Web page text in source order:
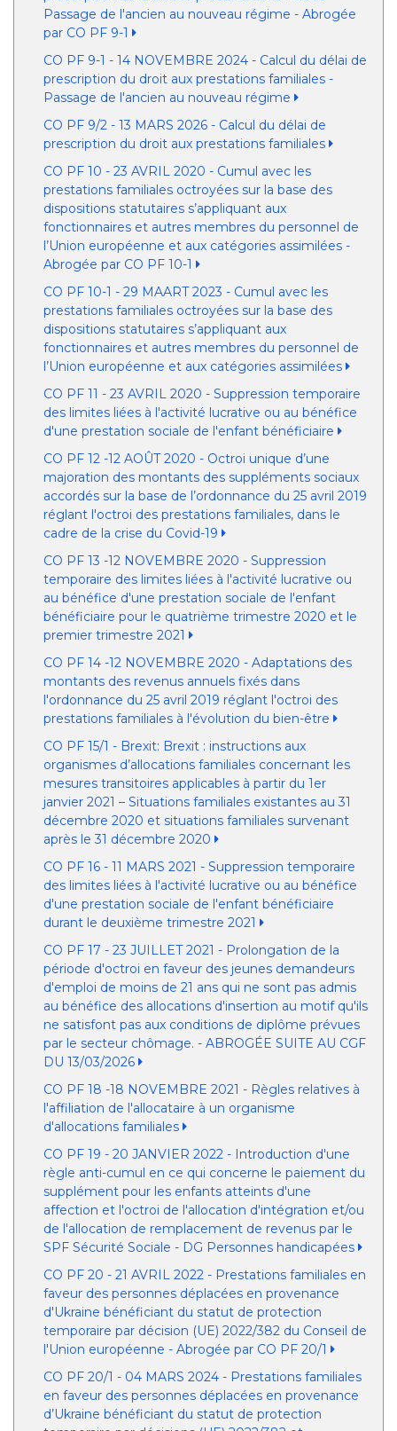
Passage de l'ancien au nouveau régime - Abrogée
par CO PF 9-1
CO PF 9-1 - 14 NOVEMBRE 2024 - Calcul du délai de
prescription du droit aux prestations familiales -
Passage de l'ancien au nouveau régime
CO PF 9/2 - 13 MARS 2026 - Calcul du délai de
prescription du droit aux prestations familiales
CO PF 10 - 23 AVRIL 2020 - Cumul avec les
prestations familiales octroyées sur la base des
dispositions statutaires s’appliquant aux
fonctionnaires et autres membres du personnel de
l’Union européenne et aux catégories assimilées -
Abrogée par CO PF 10-1
CO PF 10-1 - 29 MAART 2023 - Cumul avec les
prestations familiales octroyées sur la base des
dispositions statutaires s’appliquant aux
fonctionnaires et autres membres du personnel de
l’Union européenne et aux catégories assimilées
CO PF 11 - 23 AVRIL 2020 - Suppression temporaire
des limites liées à l'activité lucrative ou au bénéfice
d'une prestation sociale de l'enfant bénéficiaire
CO PF 12 -12 AOÛT 2020 - Octroi unique d’une
majoration des montants des suppléments sociaux
accordés sur la base de l’ordonnance du 25 avril 2019
réglant l'octroi des prestations familiales, dans le
cadre de la crise du Covid-19
CO PF 13 -12 NOVEMBRE 2020 - Suppression
temporaire des limites liées à l'activité lucrative ou
au bénéfice d'une prestation sociale de l'enfant
bénéficiaire pour le quatrième trimestre 2020 et le
premier trimestre 2021
CO PF 14 -12 NOVEMBRE 2020 - Adaptations des
montants des revenus annuels fixés dans
l'ordonnance du 25 avril 2019 réglant l'octroi des
prestations familiales à l'évolution du bien-être
CO PF 15/1 - Brexit: Brexit : instructions aux
organismes d’allocations familiales concernant les
mesures transitoires applicables à partir du 1er
janvier 2021 – Situations familiales existantes au 31
décembre 2020 et situations familiales survenant
après le 31 décembre 2020
CO PF 16 - 11 MARS 2021 - Suppression temporaire
des limites liées à l'activité lucrative ou au bénéfice
d'une prestation sociale de l'enfant bénéficiaire
durant le deuxième trimestre 2021
CO PF 17 - 23 JUILLET 2021 - Prolongation de la
période d'octroi en faveur des jeunes demandeurs
d'emploi de moins de 21 ans qui ne sont pas admis
au bénéfice des allocations d'insertion au motif qu'ils
ne satisfont pas aux conditions de diplôme prévues
par le secteur chômage. - ABROGÉE SUITE AU CGF
DU 13/03/2026
CO PF 18 -18 NOVEMBRE 2021 - Règles relatives à
l'affiliation de l'allocataire à un organisme
d'allocations familiales
CO PF 19 - 20 JANVIER 2022 - Introduction d'une
règle anti-cumul en ce qui concerne le paiement du
supplément pour les enfants atteints d'une
affection et l'octroi de l'allocation d'intégration et/ou
de l'allocation de remplacement de revenus par le
SPF Sécurité Sociale - DG Personnes handicapées
CO PF 20 - 21 AVRIL 2022 - Prestations familiales en
faveur des personnes déplacées en provenance
d'Ukraine bénéficiant du statut de protection
temporaire par décision (UE) 2022/382 du Conseil de
l'Union européenne - Abrogée par CO PF 20/1
CO PF 20/1 - 04 MARS 2024 - Prestations familiales
en faveur des personnes déplacées en provenance
d’Ukraine bénéficiant du statut de protection